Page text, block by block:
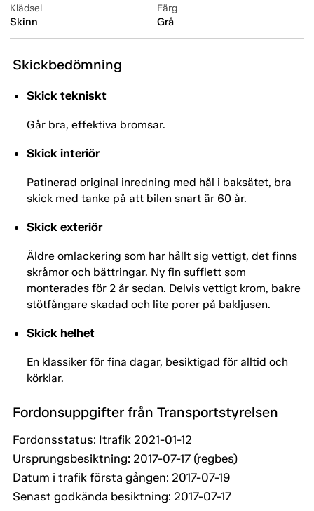
Klädsel
Skinn
Färg
Grå
Skickbedömning
Skick tekniskt
Går bra, effektiva bromsar.
Skick interiör
Patinerad original inredning med hål i baksätet, bra
skick med tanke på att bilen snart är 60 år.
Skick exteriör
Äldre omlackering som har hållt sig vettigt, det finns
skråmor och bättringar. Ny fin sufflett som
monterades för 2 år sedan. Delvis vettigt krom, bakre
stötfångare skadad och lite porer på bakljusen.
Skick helhet
En klassiker för fina dagar, besiktigad för alltid och
körklar.
Fordonsuppgifter från Transportstyrelsen
Fordonsstatus: Itrafik 2021-01-12
Ursprungsbesiktning: 2017-07-17 (regbes)
Datum i trafik första gången: 2017-07-19
Senast godkända besiktning: 2017-07-17